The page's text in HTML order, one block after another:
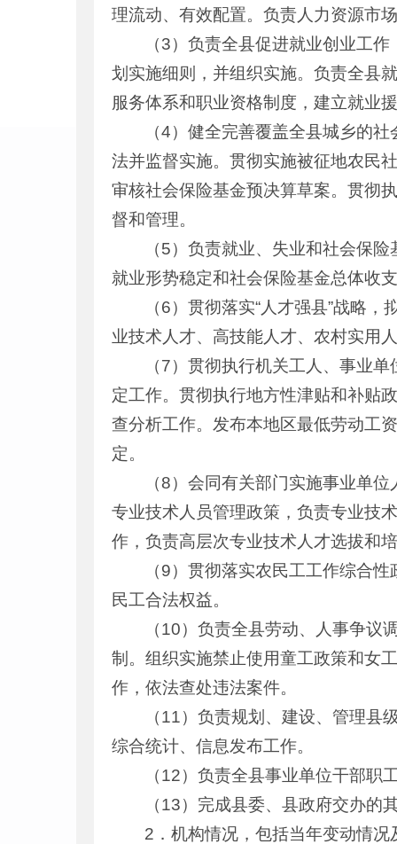
理流动、有效配置。负责人力资源市
（3）负责全县促进就业创业工
划实施细则，并组织实施。负责全县
服务体系和职业资格制度，建立就业
（4）健全完善覆盖全县城乡的
法并监督实施。贯彻实施被征地农民
审核社会保险基金预决算草案。贯彻
督和管理。
（5）负责就业、失业和社会保
就业形势稳定和社会保险基金总体收
（6）贯彻落实“人才强县”战略
业技术人才、高技能人才、农村实用
（7）贯彻执行机关工人、事业
定工作。贯彻执行地方性津贴和补贴
查分析工作。发布本地区最低劳动工
定。
（8）会同有关部门实施事业单
专业技术人员管理政策，负责专业技
作，负责高层次专业技术人才选拔和
（9）贯彻落实农民工工作综合
民工合法权益。
（10）负责全县劳动、人事争
制。组织实施禁止使用童工政策和女
作，依法查处违法案件。
（11）负责规划、建设、管理
综合统计、信息发布工作。
（12）负责全县事业单位干部
（13）完成县委、县政府交办的
2．机构情况，包括当年变动情况